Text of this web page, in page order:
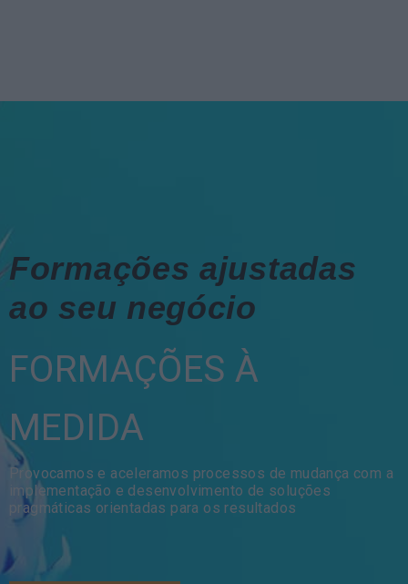
Formações ajustadas
ao seu negócio
FORMAÇÕES À
MEDIDA
Provocamos e aceleramos processos de mudança com a
implementação e desenvolvimento de soluções
pragmáticas orientadas para os resultados